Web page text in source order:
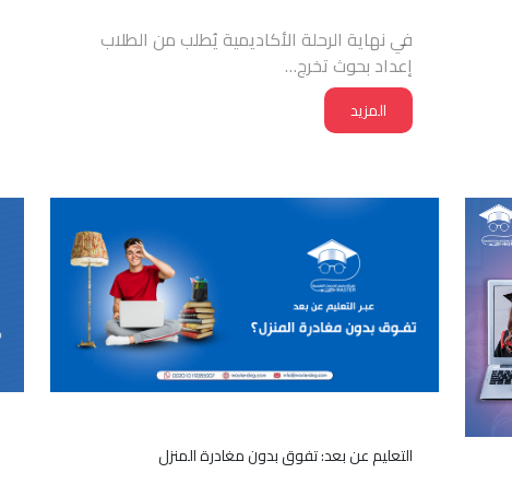
في نهاية الرحلة الأكاديمية يُطلب من الطلاب
إعداد بحوث تخرج…
المزيد
التعليم عن بعد: تفوق بدون مغادرة المنزل